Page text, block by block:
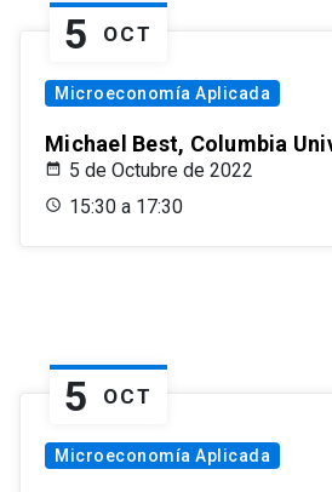
5 OCT
Microeconomía Aplicada
Michael Best, Columbia
5 de Octubre de 2022
15:30 a 17:30
5 OCT
Microeconomía Aplicada